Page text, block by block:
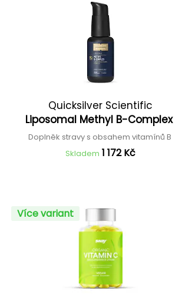
Quicksilver Scientific
Liposomal Methyl B-Complex
Doplněk stravy s obsahem vitamínů B
Skladem 1 172 Kč
Více variant